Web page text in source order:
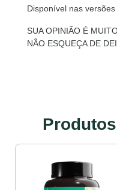
Disponível nas versões
SUA OPINIÃO É
NÃO ESQUEÇA DE